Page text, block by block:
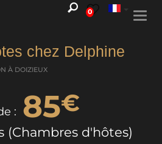
0
chez Delphine
À DOIZIEUX
: 85€
(Chambres d'hôtes)